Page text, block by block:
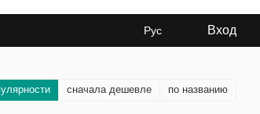
Рус Вход
сначала дешевле по названию